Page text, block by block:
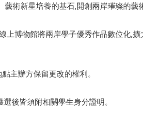
術新星培養的基石,開創兩岸璀璨的藝
博物館將兩岸學子優秀作品數位化,擴
主辦方保留更改的權利。
後皆須附相關學生身分證明。